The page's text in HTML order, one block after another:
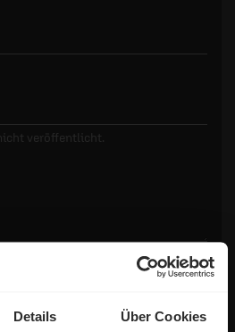
Details Über Cookies
veröffentlicht.
nicht öffentlich teilen.
und zum Zweck der